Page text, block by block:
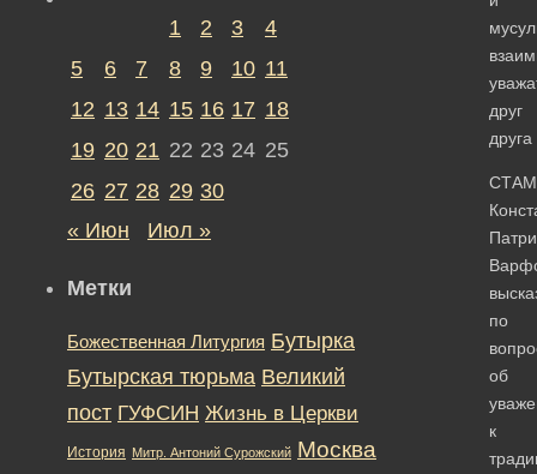
друг
друга
по
об
к
1 2 3
4
5
6 7 8 9 10 11
12 13 14 15 16 17 18
19 20 21 22 23 24 25
26 27 28 29 30
« Июн
Июл »
Метки
Божественная Литургия Бутырка
Бутырская тюрьма Великий
пост ГУФСИН Жизнь в Церкви
История Митр. Антоний Сурожский Москва